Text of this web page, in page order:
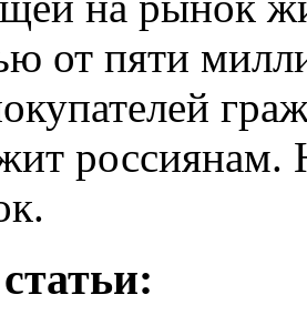
от пяти
россиянам.